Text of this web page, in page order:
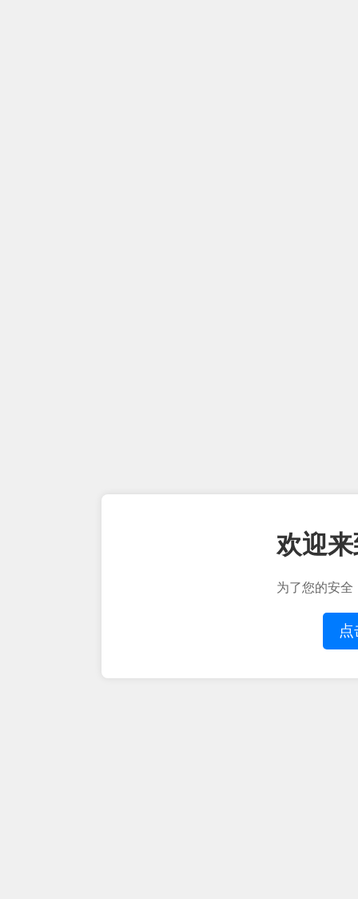
欢迎
为了您的安全